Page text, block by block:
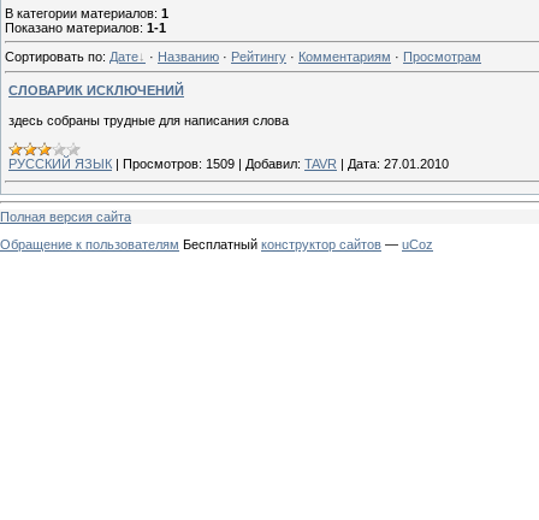
В категории материалов: 1
Показано материалов: 1-1
Сортировать по: Дате · Названию · Рейтингу · Комментариям · Просмотрам
СЛОВАРИК ИСКЛЮЧЕНИЙ
здесь собраны трудные для написания слова
РУССКИЙ ЯЗЫК Просмотров: 1509 Добавил: TAVR Дата: 27.01.2010
Полная версия сайта
Обращение к пользователям Бесплатный конструктор сайтов — uCoz